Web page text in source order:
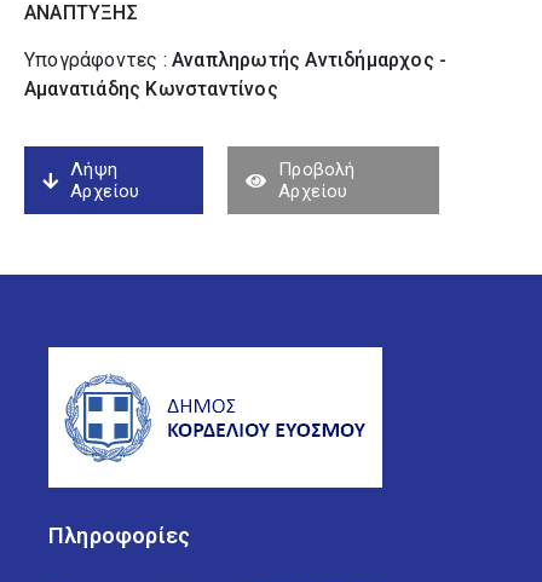
ΑΝΑΠΤΥΞΗΣ
Υπογράφοντες : Αναπληρωτής Αντιδήμαρχος -
Αμανατιάδης Κωνσταντίνος
Λήψη
Αρχείου
Προβολή
Αρχείου
Πληροφορίες